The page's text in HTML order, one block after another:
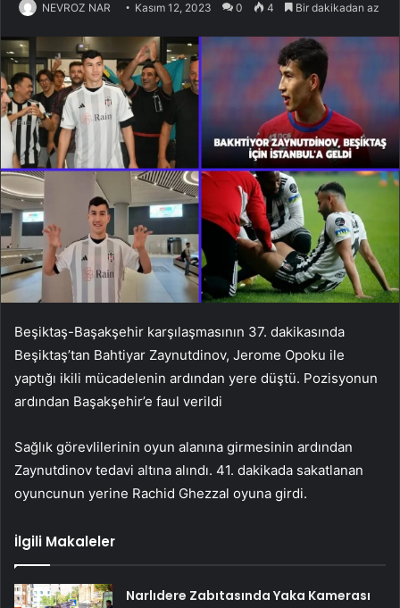
NEVROZ NAR Kasım 12, 2023 0 4 Bir dakikadan az
Beşiktaş-Başakşehir karşılaşmasının 37. dakikasında
Beşiktaş’tan Bahtiyar Zaynutdinov, Jerome Opoku ile
yaptığı ikili mücadelenin ardından yere düştü. Pozisyonun
ardından Başakşehir’e faul verildi
Sağlık görevlilerinin oyun alanına girmesinin ardından
Zaynutdinov tedavi altına alındı. 41. dakikada sakatlanan
oyuncunun yerine Rachid Ghezzal oyuna girdi.
İlgili Makaleler
Narlıdere Zabıtasında Yaka Kamerası